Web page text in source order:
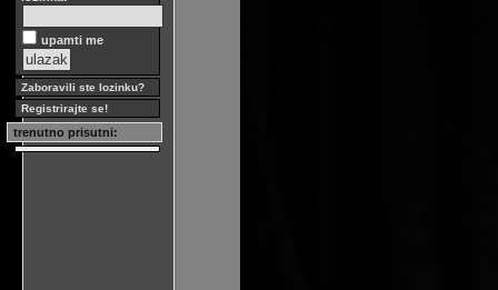
upamti me
Zaboravili ste lozinku?
Registrirajte se!
trenutno prisutni: